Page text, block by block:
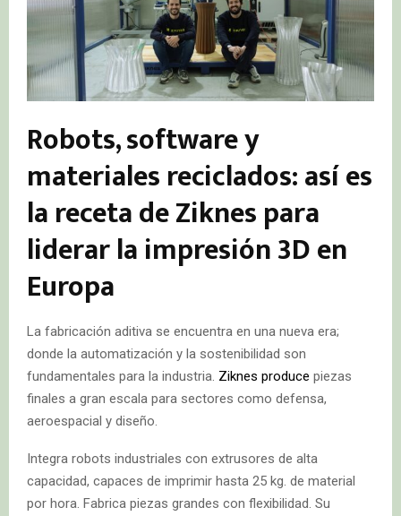
Robots, software y
materiales reciclados: así es
la receta de Ziknes para
liderar la impresión 3D en
Europa
La fabricación aditiva se encuentra en una nueva era;
donde la automatización y la sostenibilidad son
fundamentales para la industria. Ziknes produce piezas
finales a gran escala para sectores como defensa,
aeroespacial y diseño.
Integra robots industriales con extrusores de alta
capacidad, capaces de imprimir hasta 25 kg. de material
por hora. Fabrica piezas grandes con flexibilidad. Su